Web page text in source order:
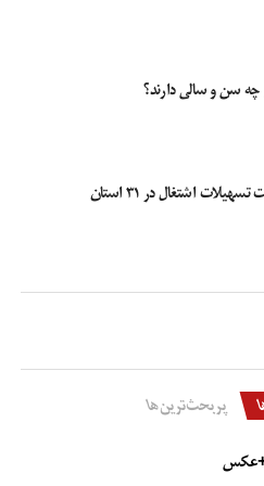
به اینکه کشور ما با محدودیت‌های زیادی
حال توسعه است باید در حوزه کسب و کار
و کار، شکل گیریاقتصاد هوشمند استراتژی
حذف روند فرد به فرد، به سمت انجام
نیز کمک و فرصت‌های شغلی جدید
و متوسط و صنوف از سودهای زیادی
چه سن و سالی دارند؟
اشتغال در ۳۱ استان
پربحث‌ترین‌ها
+عکس